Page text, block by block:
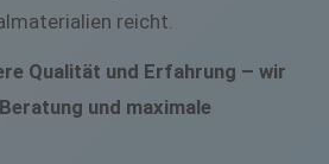
reicht.
Qualität und Erfahrung – wir
und maximale